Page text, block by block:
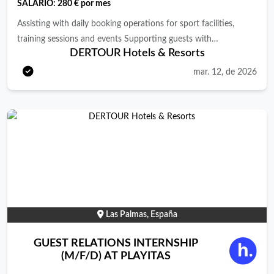
SALARIO: 280 € por mes
Assisting with daily booking operations for sport facilities,
training sessions and events Supporting guests with
reservations, changes and inquiries in person, by phone and via
email Providing information about our sports programs,
Helping monitor availability and updating bookings systems
DERTOUR Hotels & Resorts
mar. 12, de 2026
Las Palmas, España
GUEST RELATIONS INTERNSHIP
(M/F/D) AT PLAYITAS